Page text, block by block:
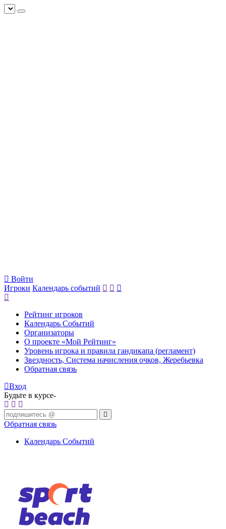
Войти
Игроки Календарь событий
Рейтинг игроков
Календарь Событий
Организаторы
О проекте «Мой Рейтинг»
Уровень игрока и правила гандикапа (регламент)
Звездность, Система начисления очков, Жеребьевка
Обратная связь
Вход
Будьте в курсе-
Обратная связь
Календарь Событий